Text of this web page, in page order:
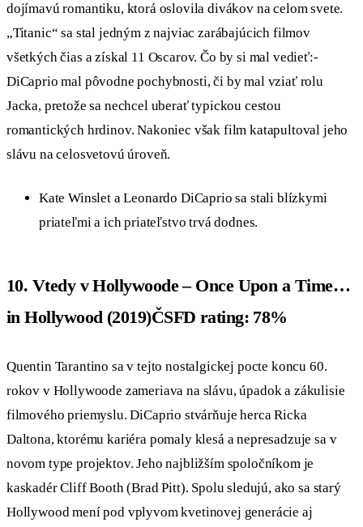
dojímavú romantiku, ktorá oslovila divákov na celom svete.
„Titanic“ sa stal jedným z najviac zarábajúcich filmov
všetkých čias a získal 11 Oscarov. Čo by si mal vedieť:-
DiCaprio mal pôvodne pochybnosti, či by mal vziať rolu
Jacka, pretože sa nechcel uberať typickou cestou
romantických hrdinov. Nakoniec však film katapultoval jeho
slávu na celosvetovú úroveň.
Kate Winslet a Leonardo DiCaprio sa stali blízkymi
priateľmi a ich priateľstvo trvá dodnes.
10. Vtedy v Hollywoode – Once Upon a Time…
in Hollywood (2019)ČSFD rating: 78%
Quentin Tarantino sa v tejto nostalgickej pocte koncu 60.
rokov v Hollywoode zameriava na slávu, úpadok a zákulisie
filmového priemyslu. DiCaprio stvárňuje herca Ricka
Daltona, ktorému kariéra pomaly klesá a nepresadzuje sa v
novom type projektov. Jeho najbližším spoločníkom je
kaskadér Cliff Booth (Brad Pitt). Spolu sledujú, ako sa starý
Hollywood mení pod vplyvom kvetinovej generácie aj